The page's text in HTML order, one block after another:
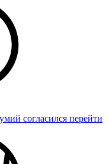
согласился перейти